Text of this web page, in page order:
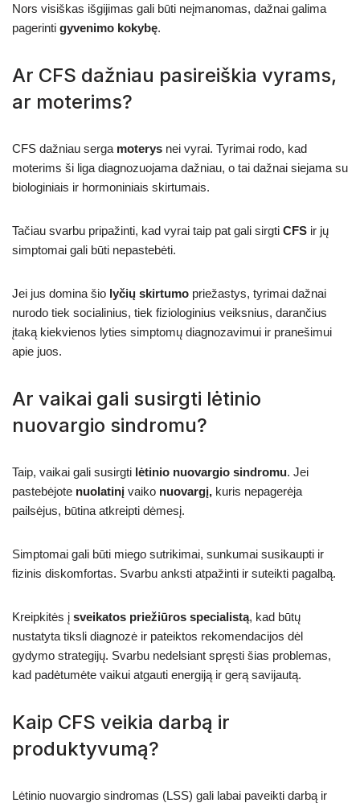
Nors visiškas išgijimas gali būti neįmanomas, dažnai galima
pagerinti gyvenimo kokybę.
Ar CFS dažniau pasireiškia vyrams,
ar moterims?
CFS dažniau serga moterys nei vyrai. Tyrimai rodo, kad
moterims ši liga diagnozuojama dažniau, o tai dažnai siejama su
biologiniais ir hormoniniais skirtumais.
Tačiau svarbu pripažinti, kad vyrai taip pat gali sirgti CFS ir jų
simptomai gali būti nepastebėti.
Jei jus domina šio lyčių skirtumo priežastys, tyrimai dažnai
nurodo tiek socialinius, tiek fiziologinius veiksnius, darančius
įtaką kiekvienos lyties simptomų diagnozavimui ir pranešimui
apie juos.
Ar vaikai gali susirgti lėtinio
nuovargio sindromu?
Taip, vaikai gali susirgti lėtinio nuovargio sindromu. Jei
pastebėjote nuolatinį vaiko nuovargį, kuris nepagerėja
pailsėjus, būtina atkreipti dėmesį.
Simptomai gali būti miego sutrikimai, sunkumai susikaupti ir
fizinis diskomfortas. Svarbu anksti atpažinti ir suteikti pagalbą.
Kreipkitės į sveikatos priežiūros specialistą, kad būtų
nustatyta tiksli diagnozė ir pateiktos rekomendacijos dėl
gydymo strategijų. Svarbu nedelsiant spręsti šias problemas,
kad padėtumėte vaikui atgauti energiją ir gerą savijautą.
Kaip CFS veikia darbą ir
produktyvumą?
Lėtinio nuovargio sindromas (LSS) gali labai paveikti darbą ir